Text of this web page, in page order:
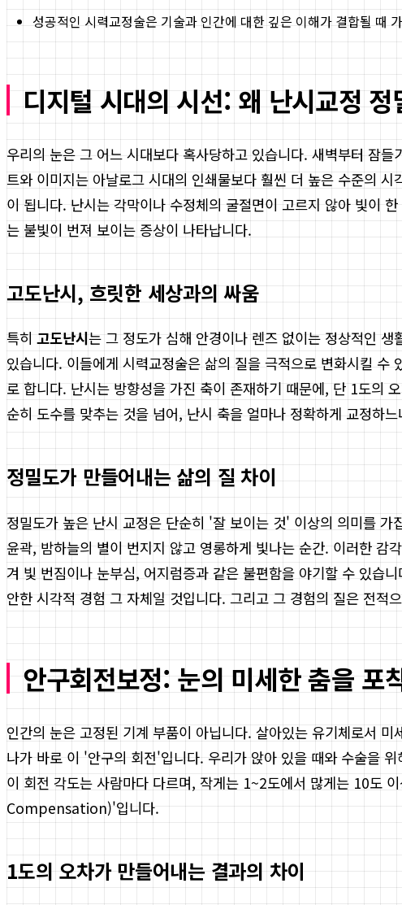
성공적인 시력교정술은 기술과 인간에 대한 깊은 이해가 결합될 때
디지털 시대의 시선: 왜 난시교정
우리의 눈은 그 어느 시대보다 혹사당하고 있습니다. 새벽부터 잠
트와 이미지는 아날로그 시대의 인쇄물보다 훨씬 더 높은 수준의
이 됩니다. 난시는 각막이나 수정체의 굴절면이 고르지 않아 빛이
는 불빛이 번져 보이는 증상이 나타납니다.
고도난시, 흐릿한 세상과의 싸움
특히 고도난시는 그 정도가 심해 안경이나 렌즈 없이는 정상적인
있습니다. 이들에게 시력교정술은 삶의 질을 극적으로 변화시킬
로 합니다. 난시는 방향성을 가진 축이 존재하기 때문에, 단 1도의
순히 도수를 맞추는 것을 넘어, 난시 축을 얼마나 정확하게 교정하
정밀도가 만들어내는 삶의 질 차이
정밀도가 높은 난시 교정은 단순히 '잘 보이는 것' 이상의 의미를
윤곽, 밤하늘의 별이 번지지 않고 영롱하게 빛나는 순간. 이러한 감
겨 빛 번짐이나 눈부심, 어지럼증과 같은 불편함을 야기할 수 있습
안한 시각적 경험 그 자체일 것입니다. 그리고 그 경험의 질은 전적
안구회전보정: 눈의 미세한 춤을 포
인간의 눈은 고정된 기계 부품이 아닙니다. 살아있는 유기체로서
나가 바로 이 '안구의 회전'입니다. 우리가 앉아 있을 때와 수술을
이 회전 각도는 사람마다 다르며, 작게는 1~2도에서 많게는 10도
Compensation)'입니다.
1도의 오차가 만들어내는 결과의 차이